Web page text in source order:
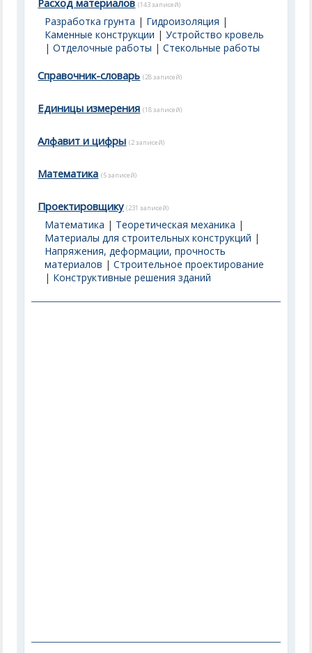
Расход материалов (143 записей)
Разработка грунта | Гидроизоляция |
Каменные конструкции |Устройство кровель
|Отделочные работы |Стекольные работы
Справочник-словарь (28 записей)
Единицы измерения (18 записей)
Алфавит и цифры (2 записей)
Математика (5 записей)
Проектировщику (231 записей)
Математика | Теоретическая механика |
Материалы для строительных конструкций |
Напряжения, деформации, прочность
материалов |Строительное проектирование
| Конструктивные решения зданий